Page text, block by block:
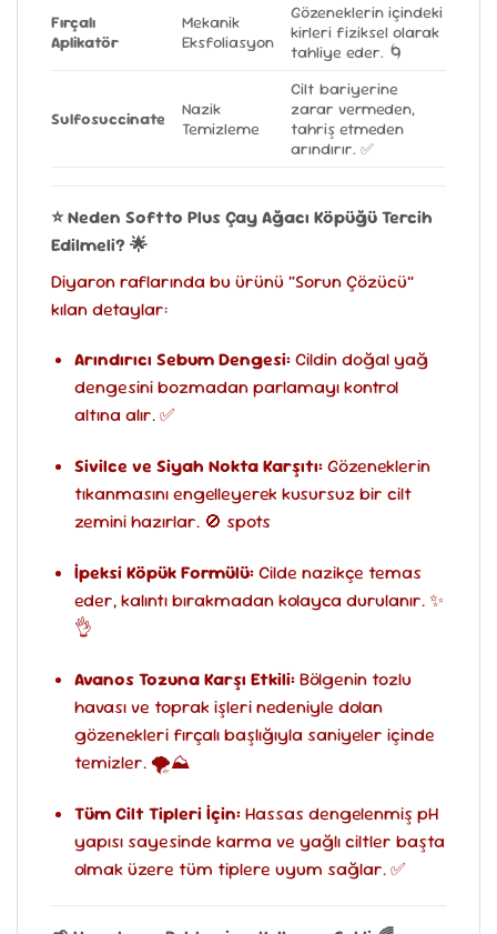
Fırçalı
Aplikatör
Mekanik
Eksfoliasyon
Gözeneklerin içindeki
kirleri fiziksel olarak
tahliye eder. 🌀
Sulfosuccinate
Nazik
Temizleme
Cilt bariyerine
zarar vermeden,
tahriş etmeden
arındırır. ✅
⭐ Neden Softto Plus Çay Ağacı Köpüğü Tercih
Edilmeli? 🌟
Diyaron raflarında bu ürünü “Sorun Çözücü”
kılan detaylar:
Arındırıcı Sebum Dengesi:Cildin doğal yağ
dengesini bozmadan parlamayı kontrol
altına alır. ✅
Sivilce ve Siyah Nokta Karşıtı:Gözeneklerin
tıkanmasını engelleyerek kusursuz bir cilt
zemini hazırlar. 🚫 spots
İpeksi Köpük Formülü:Cilde nazikçe temas
eder, kalıntı bırakmadan kolayca durulanır. ✨
👌
Avanos Tozuna Karşı Etkili:Bölgenin tozlu
havası ve toprak işleri nedeniyle dolan
gözenekleri fırçalı başlığıyla saniyeler içinde
temizler. 🌪️⛰️
Tüm Cilt Tipleri İçin:Hassas dengelenmiş pH
yapısı sayesinde karma ve yağlı ciltler başta
olmak üzere tüm tiplere uyum sağlar. ✅